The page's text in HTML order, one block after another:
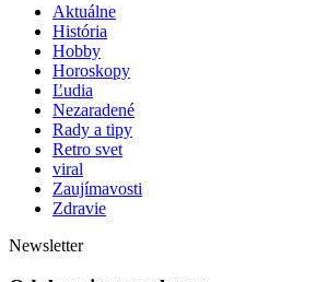
Aktuálne
História
Hobby
Horoskopy
Ľudia
Nezaradené
Rady a tipy
Retro svet
viral
Zaujímavosti
Zdravie
Newsletter